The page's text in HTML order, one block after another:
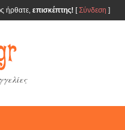
ήρθατε, επισκέπτης! [Σύνδεση ]